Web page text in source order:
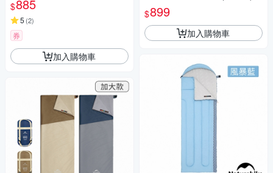
$885
5 (2)
券
加入購物車
《寶藍/淺藍》 】72600810/幼
稚園學校/棉被睡墊
$899
加入購物車